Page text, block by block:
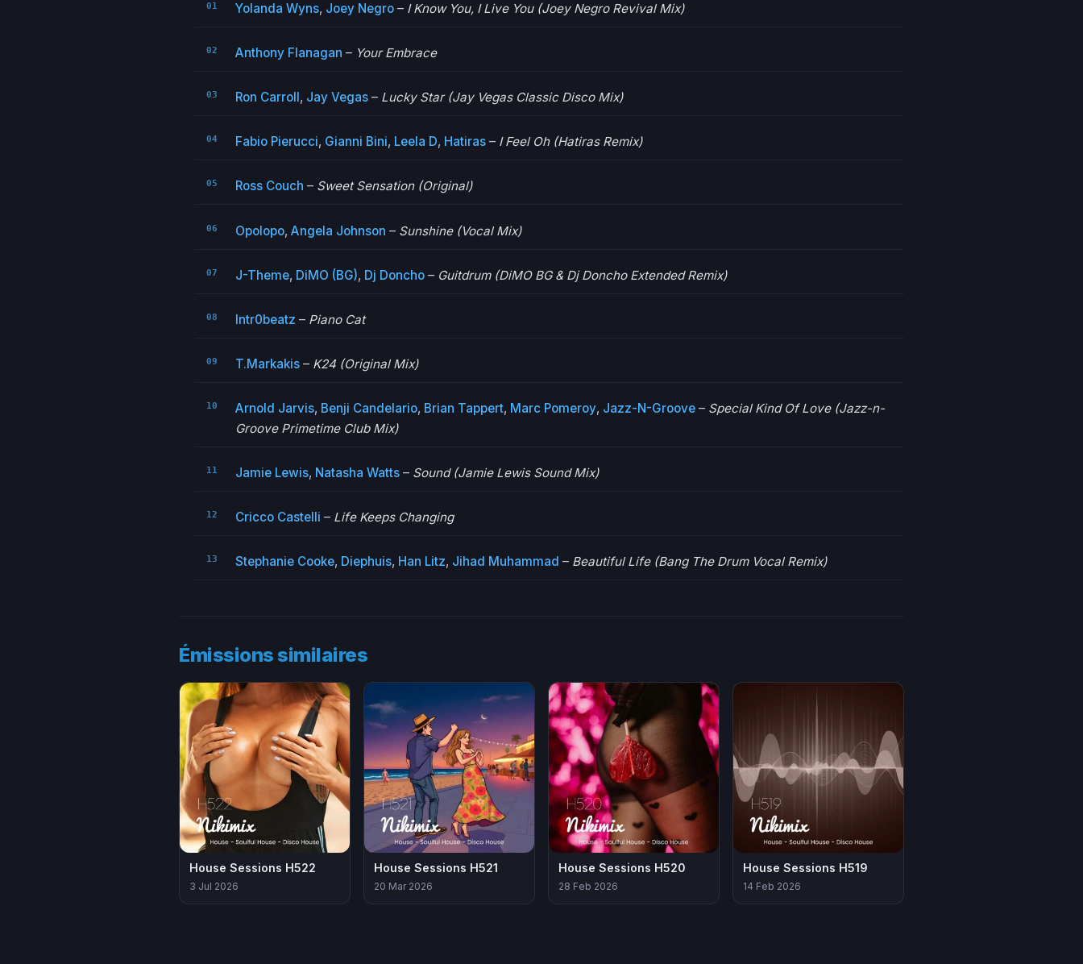
Yolanda Wyns, Joey Negro– I Know You, I Live You (Joey Negro Revival Mix)
Anthony Flanagan – Your Embrace
Ron Carroll , Jay Vegas– Lucky Star (Jay Vegas Classic Disco Mix)
Fabio Pierucci, Gianni Bini, Leela D, Hatiras– I Feel Oh (Hatiras Remix)
Ross Couch – Sweet Sensation (Original)
Opolopo, Angela Johnson – Sunshine (Vocal Mix)
J-Theme, DiMO (BG), Dj Doncho– Guitdrum (DiMO BG & Dj Doncho Extended Remix)
Intr0beatz – Piano Cat
T.Markakis– K24 (Original Mix)
Arnold Jarvis, Benji Candelario, Brian Tappert, Marc Pomeroy, Jazz-N-Groove– Special Kind Of Love (Jazz-n-
Groove Primetime Club Mix)
Jamie Lewis, Natasha Watts– Sound (Jamie Lewis Sound Mix)
Cricco Castelli – Life Keeps Changing
Stephanie Cooke, Diephuis, Han Litz, Jihad Muhammad – Beautiful Life (Bang The Drum Vocal Remix)
Émissions similaires
House Sessions H522
3 Jul 2026
House Sessions H521
20 Mar 2026
House Sessions H520
28 Feb 2026
House Sessions H519
14 Feb 2026